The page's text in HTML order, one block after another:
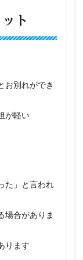
ト
お別れができ
が軽い
た」と言われ
場合がありま
ります